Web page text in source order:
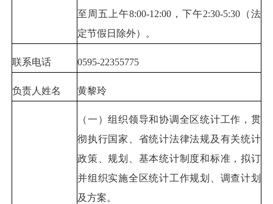
至周五上午8:00-12:00，下午2:30-5:30（法
定节假日除外）。
联系电话 0595-22355775
负责人姓名 黄黎玲
（一）组织领导和协调全区统计工作，贯
彻执行国家、省统计法律法规及有关统计
政策、规划、基本统计制度和标准，拟订
并组织实施全区统计工作规划、调查计划
及方案。